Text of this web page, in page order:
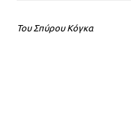
Του Σπύρου Κόγκα